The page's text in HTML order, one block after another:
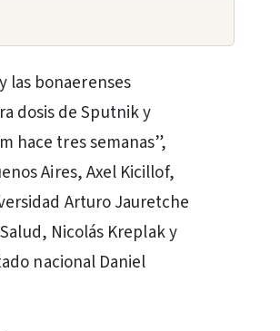
las bonaerenses
dosis de Sputnik y
hace tres semanas”,
Aires, Axel Kicillof,
Arturo Jauretche
Nicolás Kreplak y
nacional Daniel